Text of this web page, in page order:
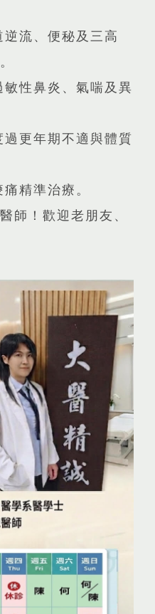
流、便秘及三高
性鼻炎、氣喘及異
更年期不適與體質
精準治療。
師！歡迎老朋友、